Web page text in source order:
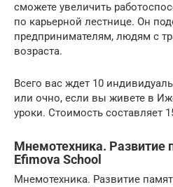
сможете увеличить
по карьерной лестнице. Он
предпринимателям, людям с
возраста.
Всего вас ждет 10
или очно, если вы живете в
уроки. Стоимость составляет
Мнемотехника. Развитие
Efimova School
Мнемотехника. Развитие